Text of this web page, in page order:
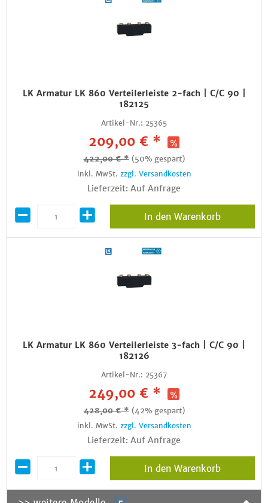
LK Armatur LK 860 Verteilerleiste 2-fach | C/C 90 |
182125
Artikel-Nr.: 25365
209,00 € *
422,00 € * (50% gespart)
inkl. MwSt. zzgl. Versandkosten
Lieferzeit: Auf Anfrage
In den Warenkorb
LK Armatur LK 860 Verteilerleiste 3-fach | C/C 90 |
182126
Artikel-Nr.: 25367
249,00 € *
428,00 € * (42% gespart)
inkl. MwSt. zzgl. Versandkosten
Lieferzeit: Auf Anfrage
In den Warenkorb